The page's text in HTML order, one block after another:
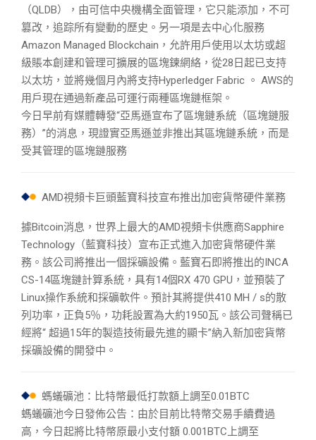
（QLDB），由可信中央機構全面管理，它只能添加，不可
篡改，追踪所有變動的歷史。另一項是去中心化服務
Amazon Managed Blockchain，允許用戶使用以太坊或超
級賬本創建和管理可擴展的區塊鍊網絡，從28日起已支持
以太坊，並將幾個月內將支持Hyperledger Fabric 。 AWS的
用戶現在通過新產品可運行兩種區塊鏈框架。
今日早前有媒體轉發“亞馬遜宣布了區塊鏈系統（區塊鏈服
務）”的消息，現證實亞馬遜並非推出其區塊鏈系統，而是
受其管理的區塊鏈服務
AMD視頻卡巨頭藍寶科技宣布推出加密貨幣硬件業務
據Bitcoin消息，世界上最大的AMD視頻卡供應商Sapphire
Technology（藍寶科技）宣布正式進入加密貨幣硬件業
務。該公司將推出一個採礦設備。藍寶石即將推出的INCA
CS-14區塊鏈計算系統，具有14個RX 470 GPU，並預裝了
Linux操作系統和採礦軟件。預計其將提供410 MH / s的散
列功率，正負5％，功耗設置為大約1950瓦。該公司聲稱已
經將“ 超過15年的製造技術最先進的顯卡”納入新加密貨幣
採礦設備的開發中。
螞蟻礦池：比特幣最低打款額上調至0.01BTC
螞蟻礦池今日發佈公告：由於目前比特幣交易手續費過
高，今日起將比特幣原最小支付額 0.001BTC上調至